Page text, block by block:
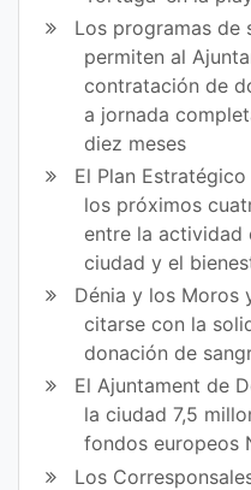
Los programas de
permiten al
contratación de
a jornada
diez meses
El Plan
los próximos
entre la actividad
ciudad y el
Dénia y los Moros
citarse con la
donación de
El Ajuntament de
la ciudad 7,5
fondos europeos
Los